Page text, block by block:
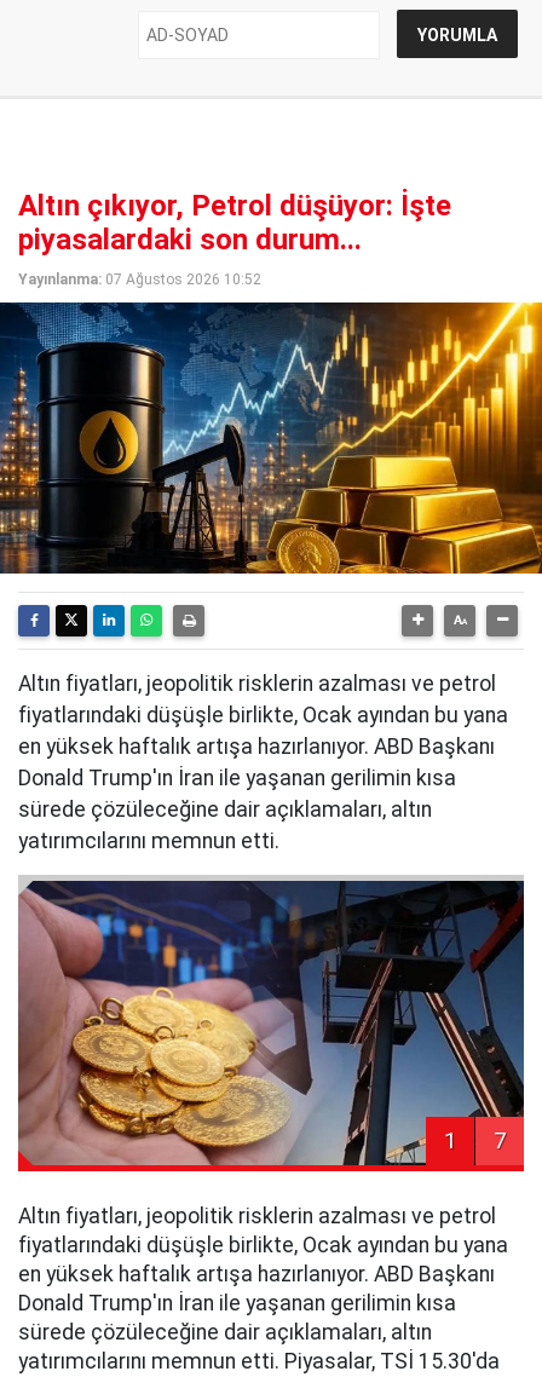
Altın çıkıyor, Petrol düşüyor: İşte
piyasalardaki son durum...
Yayınlanma: 07 Ağustos 2026 10:52
Altın fiyatları, jeopolitik risklerin azalması ve petrol
fiyatlarındaki düşüşle birlikte, Ocak ayından bu yana
en yüksek haftalık artışa hazırlanıyor. ABD Başkanı
Donald Trump'ın İran ile yaşanan gerilimin kısa
sürede çözüleceğine dair açıklamaları, altın
yatırımcılarını memnun etti.
1 7
Altın fiyatları, jeopolitik risklerin azalması ve petrol
fiyatlarındaki düşüşle birlikte, Ocak ayından bu yana
en yüksek haftalık artışa hazırlanıyor. ABD Başkanı
Donald Trump'ın İran ile yaşanan gerilimin kısa
sürede çözüleceğine dair açıklamaları, altın
yatırımcılarını memnun etti. Piyasalar, TSİ 15.30'da